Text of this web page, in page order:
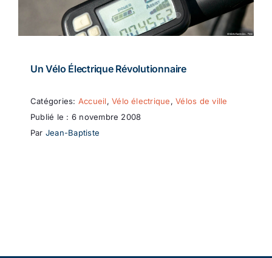
Un Vélo Électrique Révolutionnaire
Catégories: Accueil,Vélo électrique,Vélos de ville
Publié le : 6 novembre 2008
Par Jean-Baptiste